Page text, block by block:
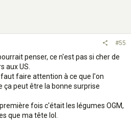
#55
penser, ce n'est pas si cher de
aux US.
faire attention à ce que l'on
ça peut être la bonne surprise
fois c'était les légumes OGM,
que ma tête lol.